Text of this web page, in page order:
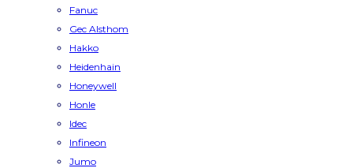
Fanuc
Gec Alsthom
Hakko
Heidenhain
Honeywell
Honle
Idec
Infineon
Jumo